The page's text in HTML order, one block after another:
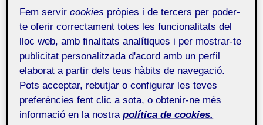
generalizado del «todo o nada» para poder alcanzar
el presupuesto esencial del proyecto. La segunda
permite seguir sumando a las campañas exitosas, y
así cubrir costes óptimos con los que llevar a cabo
mejoras adicionales o ampliaciones.
Transparencia
: Cada campaña debe especificar de
modo desglosado y en abierto los detalles sobre a
qué destinará el dinero que obtenga. Añadió al
esquema de dos rondas, permite que incluso
Fem servircookies pròpies i de tercers per poder-
te oferir correctament totes les funcionalitats del
lloc web, amb finalitats analítiques i per mostrar-te
publicitat personalitzada d'acord amb un perfil
elaborat a partir dels teus hàbits de navegació.
Pots acceptar, rebutjar o configurar les teves
preferències fent clic a sota, o obtenir-ne més
informació en la nostra política de cookies.